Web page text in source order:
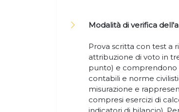
Modalità di verifica
Prova scritta con test a
attribuzione di voto in
punto) e comprendono
contabili e norme
misurazione e
compresi esercizi di
indicatori di bilancio).